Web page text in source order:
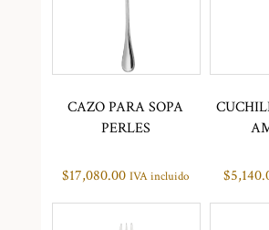
CAZO PARA SOPA
PERLES
$17,080.00 IVA incluido $